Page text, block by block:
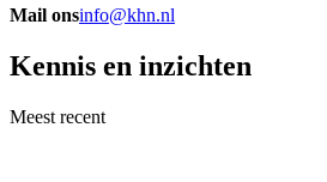
Mail onsinfo@khn.nl
Kennis en inzichten
Meest recent